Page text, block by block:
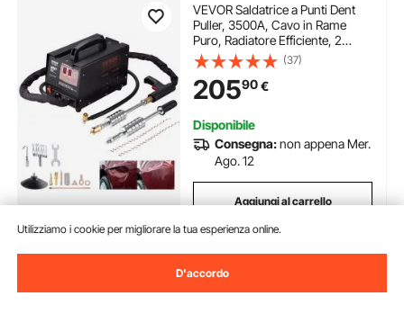
VEVOR Saldatrice a Punti Dent
Puller, 3500A, Cavo in Rame
Puro, Radiatore Efficiente, 2
Pistole per Saldatura, 7 Modalità
Disponibili, Saldatura a Induzione
Automatica, Aspirazione a Vuoto
180 kg
(37)
20590€
Disponibile
Consegna:non appena Mer.
Ago. 12
Aggiungi al carrello
Utilizziamo i cookie per migliorare la tua esperienza online.
D'accordo